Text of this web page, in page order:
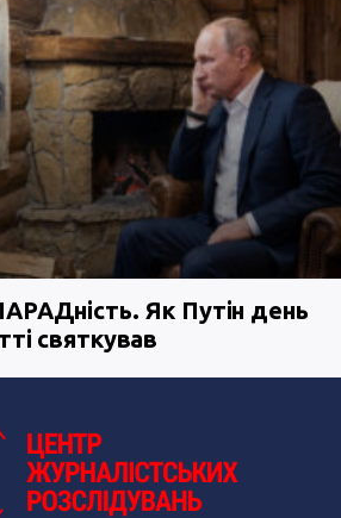
Як Путін день
святкував